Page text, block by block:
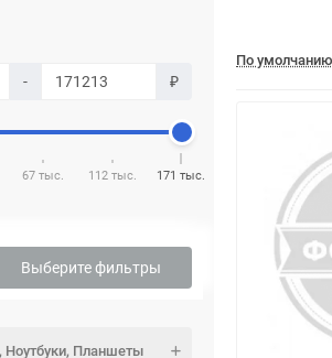
- ₽
67 тыс. 112 тыс. 171 тыс.
Выберите фильтры
Планшеты
По умолчанию